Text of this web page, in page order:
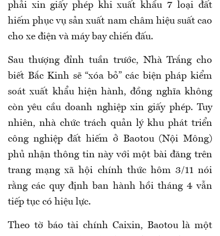
phải xin giấy phép khi xuất khẩu 7 loại đất
hiếm phục vụ sản xuất nam châm hiệu suất cao
cho xe điện và máy bay chiến đấu.
Sau thượng đỉnh tuần trước, Nhà Trắng cho
biết Bắc Kinh sẽ “xóa bỏ” các biện pháp kiểm
soát xuất khẩu hiện hành, đồng nghĩa không
còn yêu cầu doanh nghiệp xin giấy phép. Tuy
nhiên, nhà chức trách quản lý khu phát triển
công nghiệp đất hiếm ở Baotou (Nội Mông)
phủ nhận thông tin này với một bài đăng trên
trangmạngxã hội chính thức hôm 3/11 nói
rằng các quy định ban hành hồi tháng 4 vẫn
tiếp tục có hiệu lực.
Theo tờ báo tài chính Caixin, Baotou là một